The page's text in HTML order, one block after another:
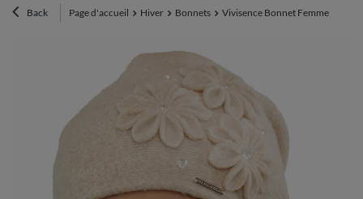
Back Page d'accueil Hiver Bonnets Vivisence Bonnet Femme En